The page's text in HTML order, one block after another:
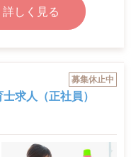
詳しく見る
募集休止中
求人（正社員）